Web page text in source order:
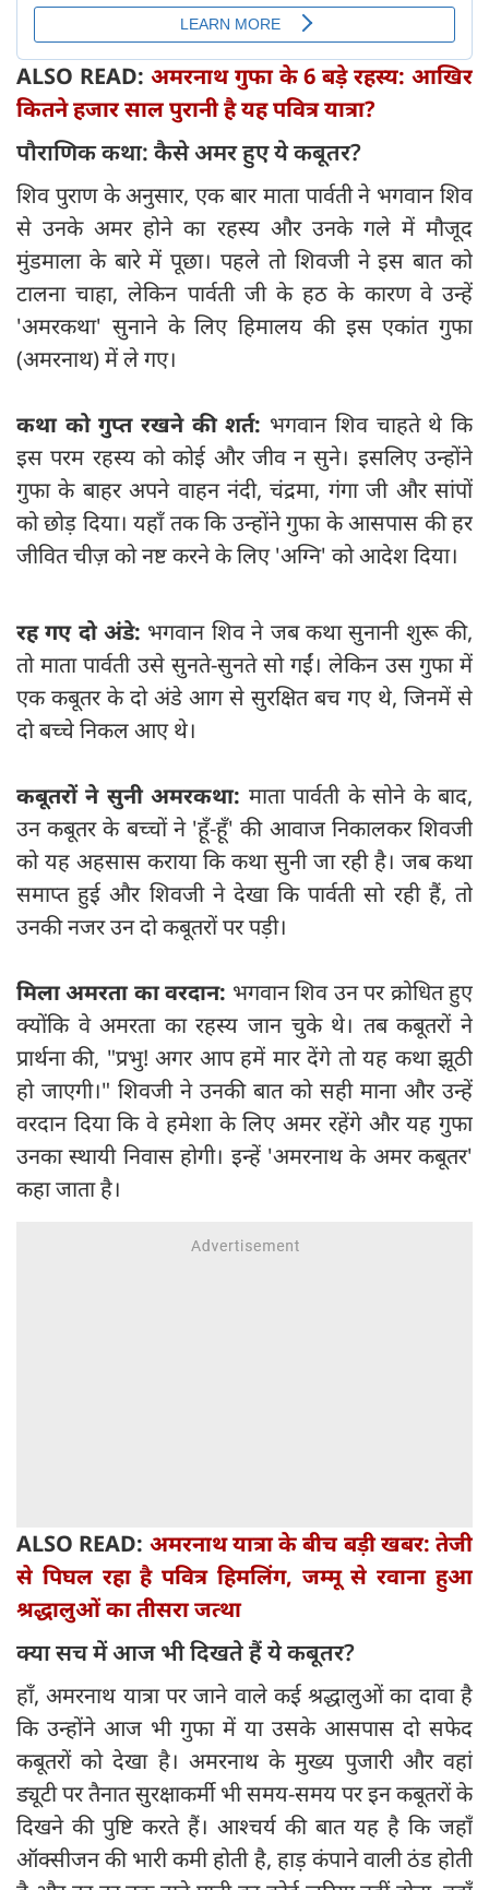
ALSO READ: अमरनाथ गुफा के 6 बड़े रहस्य: आखिर
कितने हजार साल पुरानी है यह पवित्र यात्रा?
पौराणिक कथा: कैसे अमर हुए ये कबूतर?
शिव पुराण के अनुसार, एक बार माता पार्वती ने भगवान शिव
से उनके अमर होने का रहस्य और उनके गले में मौजूद
मुंडमाला के बारे में पूछा। पहले तो शिवजी ने इस बात को
टालना चाहा, लेकिन पार्वती जी के हठ के कारण वे उन्हें
'अमरकथा' सुनाने के लिए हिमालय की इस एकांत गुफा
(अमरनाथ) में ले गए।
कथा को गुप्त रखने की शर्त: भगवान शिव चाहते थे कि
इस परम रहस्य को कोई और जीव न सुने। इसलिए उन्होंने
गुफा के बाहर अपने वाहन नंदी, चंद्रमा, गंगा जी और सांपों
को छोड़ दिया। यहाँ तक कि उन्होंने गुफा के आसपास की हर
जीवित चीज़ को नष्ट करने के लिए 'अग्नि' को आदेश दिया।
रह गए दो अंडे: भगवान शिव ने जब कथा सुनानी शुरू की,
तो माता पार्वती उसे सुनते-सुनते सो गईं। लेकिन उस गुफा में
एक कबूतर के दो अंडे आग से सुरक्षित बच गए थे, जिनमें से
दो बच्चे निकल आए थे।
कबूतरों ने सुनी अमरकथा: माता पार्वती के सोने के बाद,
उन कबूतर के बच्चों ने 'हूँ-हूँ' की आवाज निकालकर शिवजी
को यह अहसास कराया कि कथा सुनी जा रही है। जब कथा
समाप्त हुई और शिवजी ने देखा कि पार्वती सो रही हैं, तो
उनकी नजर उन दो कबूतरों पर पड़ी।
मिला अमरता का वरदान: भगवान शिव उन पर क्रोधित हुए
क्योंकि वे अमरता का रहस्य जान चुके थे। तब कबूतरों ने
प्रार्थना की, "प्रभु! अगर आप हमें मार देंगे तो यह कथा झूठी
हो जाएगी।" शिवजी ने उनकी बात को सही माना और उन्हें
वरदान दिया कि वे हमेशा के लिए अमर रहेंगे और यह गुफा
उनका स्थायी निवास होगी। इन्हें 'अमरनाथ के अमर कबूतर'
कहा जाता है।
ALSO READ: अमरनाथ यात्रा के बीच बड़ी खबर: तेजी
से पिघल रहा है पवित्र हिमलिंग, जम्मू से रवाना हुआ
श्रद्धालुओं का तीसरा जत्था
क्या सच में आज भी दिखते हैं ये कबूतर?
हाँ, अमरनाथ यात्रा पर जाने वाले कई श्रद्धालुओं का दावा है
कि उन्होंने आज भी गुफा में या उसके आसपास दो सफेद
कबूतरों को देखा है। अमरनाथ के मुख्य पुजारी और वहां
ड्यूटी पर तैनात सुरक्षाकर्मी भी समय-समय पर इन कबूतरों के
दिखने की पुष्टि करते हैं। आश्चर्य की बात यह है कि जहाँ
ऑक्सीजन की भारी कमी होती है, हाड़ कंपाने वाली ठंड होती